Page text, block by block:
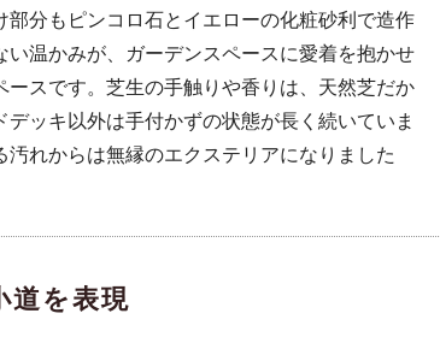
分もピンコロ石とイエローの化粧砂利で造作
温かみが、ガーデンスペースに愛着を抱かせ
スです。芝生の手触りや香りは、天然芝だか
ッキ以外は手付かずの状態が長く続いていま
れからは無縁のエクステリアになりました
道を表現